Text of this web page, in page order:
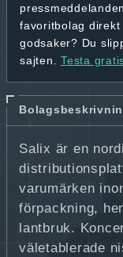
favoritbolag direkt
godsaker? Du
sajten. Testa
Salix är en
varumärken
förpackning,
lantbruk.
väletablerade